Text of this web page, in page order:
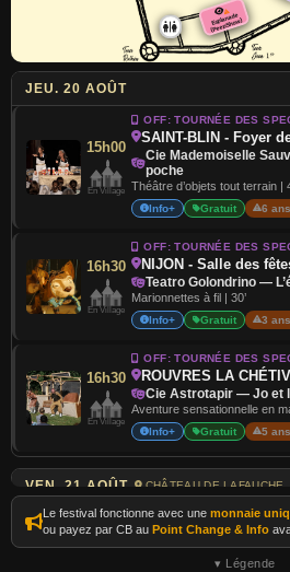
Esplanade
(Peep Show)
JEU. 20 AOÛT
15h00
En Village
OFF: TOURNÉE DES
SAINT-BLIN - Foyer
Cie Mademoiselle
poche
Théâtre d’objets tout terrain |
Info+ Gratuit 6
16h30
En Village
OFF: TOURNÉE DES
NIJON - Salle des
Teatro Golondrino —
Marionnettes à fil | 30’
Info+ Gratuit 3
16h30
En Village
OFF: TOURNÉE DES
ROUVRES LA
Cie Astrotapir — Jo et
Aventure sensationnelle en
Info+ Gratuit 5
VEN. 21 AOÛT CHÂTEAU DE LAFAUCHE
15h45 Cie Les Bonnasses
Théâtre burlesque | 50'
12 ans+
Le festival fonctionne avec une monnaie
ou payez par CB au Point Change & Info
▾ Légende